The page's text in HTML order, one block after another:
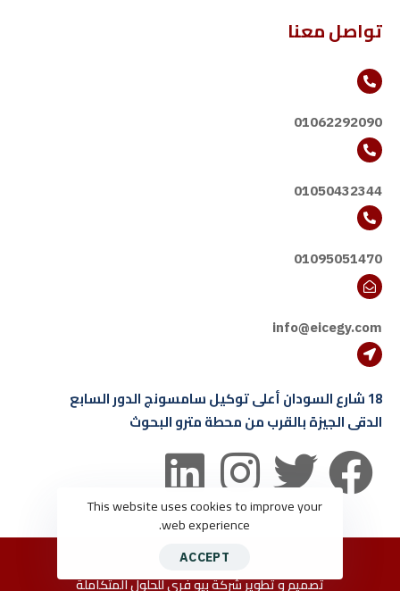
تواصل معنا
01062292090
01050432344
01095051470
info@eicegy.com
18 شارع السودان أعلى توكيل سامسونج الدور السابع
الدقى الجيزة بالقرب من محطة مترو البحوث
تصميم و تطوير شركةبيو فرى للحلول المتكاملة
This website uses cookies to improve your
web experience.
ACCEPT